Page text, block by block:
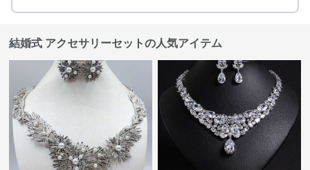
結婚式 アクセサリーセットの人気アイテム